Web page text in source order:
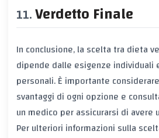
Verdetto Finale
In conclusione, la scelta tra dieta
dipende dalle esigenze individuali
personali. È importante
svantaggi di ogni opzione e
un medico per assicurarsi di avere
Per ulteriori informazioni sulla